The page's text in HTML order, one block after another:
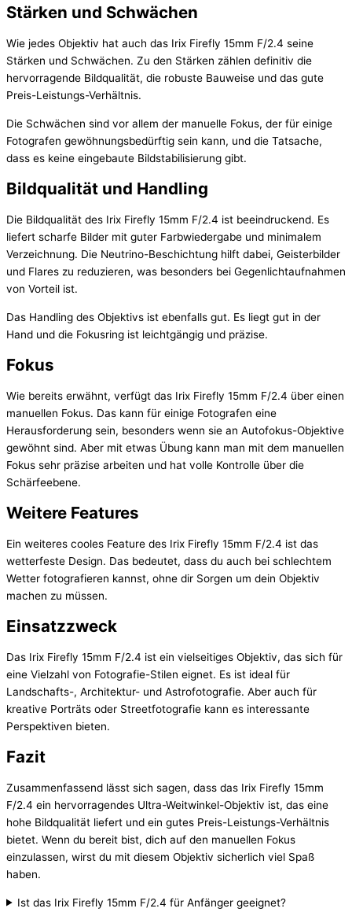
Stärken und Schwächen
Wie jedes Objektiv hat auch das Irix Firefly 15mm F/2.4 seine
Stärken und Schwächen. Zu den Stärken zählen definitiv die
hervorragende Bildqualität, die robuste Bauweise und das gute
Preis-Leistungs-Verhältnis.
Die Schwächen sind vor allem der manuelle Fokus, der für einige
Fotografen gewöhnungsbedürftig sein kann, und die Tatsache,
dass es keine eingebaute Bildstabilisierung gibt.
Bildqualität und Handling
Die Bildqualität des Irix Firefly 15mm F/2.4 ist beeindruckend. Es
liefert scharfe Bilder mit guter Farbwiedergabe und minimalem
Verzeichnung. Die Neutrino-Beschichtung hilft dabei, Geisterbilder
und Flares zu reduzieren, was besonders bei Gegenlichtaufnahmen
von Vorteil ist.
Das Handling des Objektivs ist ebenfalls gut. Es liegt gut in der
Hand und die Fokusring ist leichtgängig und präzise.
Fokus
Wie bereits erwähnt, verfügt das Irix Firefly 15mm F/2.4 über einen
manuellen Fokus. Das kann für einige Fotografen eine
Herausforderung sein, besonders wenn sie an Autofokus-Objektive
gewöhnt sind. Aber mit etwas Übung kann man mit dem manuellen
Fokus sehr präzise arbeiten und hat volle Kontrolle über die
Schärfeebene.
Weitere Features
Ein weiteres cooles Feature des Irix Firefly 15mm F/2.4 ist das
wetterfeste Design. Das bedeutet, dass du auch bei schlechtem
Wetter fotografieren kannst, ohne dir Sorgen um dein Objektiv
machen zu müssen.
Einsatzzweck
Das Irix Firefly 15mm F/2.4 ist ein vielseitiges Objektiv, das sich für
eine Vielzahl von Fotografie-Stilen eignet. Es ist ideal für
Landschafts-, Architektur- und Astrofotografie. Aber auch für
kreative Porträts oder Streetfotografie kann es interessante
Perspektiven bieten.
Fazit
Zusammenfassend lässt sich sagen, dass das Irix Firefly 15mm
F/2.4 ein hervorragendes Ultra-Weitwinkel-Objektiv ist, das eine
hohe Bildqualität liefert und ein gutes Preis-Leistungs-Verhältnis
bietet. Wenn du bereit bist, dich auf den manuellen Fokus
einzulassen, wirst du mit diesem Objektiv sicherlich viel Spaß
haben.
Ist das Irix Firefly 15mm F/2.4 für Anfänger geeignet?